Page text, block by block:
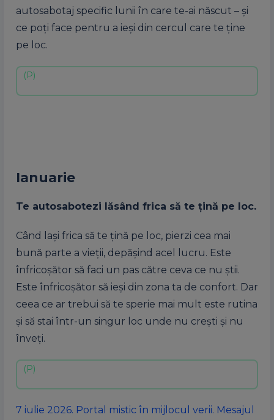
autosabotaj specific lunii în care te-ai născut – și
ce poți face pentru a ieși din cercul care te ține
pe loc.
Ianuarie
Te autosabotezi lăsând frica să te țină pe loc.
Când lași frica să te țină pe loc, pierzi cea mai
bună parte a vieții, depășind acel lucru. Este
înfricoșător să faci un pas către ceva ce nu știi.
Este înfricoșător să ieși din zona ta de confort. Dar
ceea ce ar trebui să te sperie mai mult este rutina
și să stai într-un singur loc unde nu crești și nu
înveți.
7 iulie 2026. Portal mistic în mijlocul verii. Mesajul